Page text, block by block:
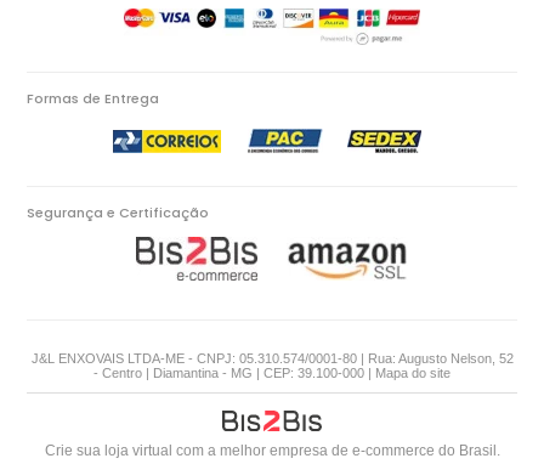
Formas de Entrega
Segurança e Certificação
J&L ENXOVAIS LTDA-ME - CNPJ: 05.310.574/0001-80 | Rua: Augusto Nelson, 52
- Centro | Diamantina - MG | CEP: 39.100-000 | Mapa do site
Crie sua loja virtual com a melhor empresa de e-commerce do Brasil.